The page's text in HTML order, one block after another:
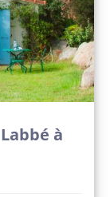
à